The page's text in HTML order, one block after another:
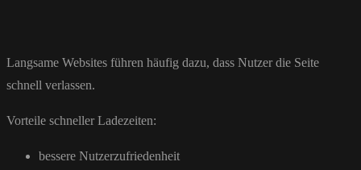
Langsame Websites führen häufig dazu, dass Nutzer die Seite
schnell verlassen.
Vorteile schneller Ladezeiten:
bessere Nutzerzufriedenheit